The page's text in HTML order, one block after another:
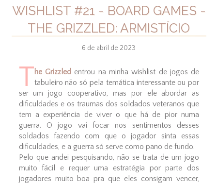
WISHLIST #21 - BOARD GAMES -
THE GRIZZLED: ARMISTÍCIO
6 de abril de 2023
The Grizzled entrou na minha wishlist de jogos de
tabuleiro não só pela temática interessante ou por
ser um jogo cooperativo, mas por ele abordar as
dificuldades e os traumas dos soldados veteranos que
tem a experiência de viver o que há de pior numa
guerra. O jogo vai focar nos sentimentos desses
soldados fazendo com que o jogador sinta essas
dificuldades, e a guerra só serve como pano de fundo.
Pelo que andei pesquisando, não se trata de um jogo
muito fácil e requer uma estratégia por parte dos
jogadores muito boa pra que eles consigam vencer,